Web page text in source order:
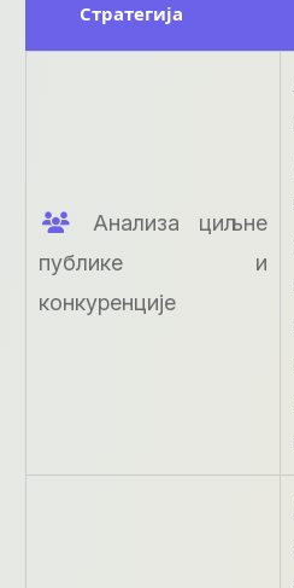
Стратегија
Анализа циљне
публике и
конкуренције